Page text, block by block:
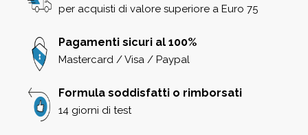
per acquisti di valore superiore a Euro 75
Pagamenti sicuri al 100%
Mastercard / Visa / Paypal
Formula soddisfatti o rimborsati
14 giorni di test